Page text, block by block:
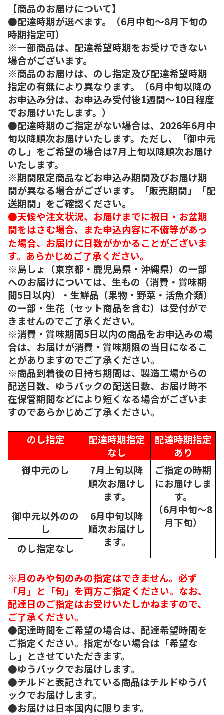
【商品のお届けについて】
●配達時期が選べます。（6月中旬～8月下旬の
時期指定可）
※一部商品は、配達希望時期をお受けできない
場合がございます。
※商品のお届けは、のし指定及び配達希望時期
指定の有無により異なります。（6月中旬以降の
お申込み分は、お申込み受付後1週間～10日程度
でお届けいたします。）
●配達時期のご指定がない場合は、2026年6月中
旬以降順次お届けいたします。ただし、「御中元
のし」をご希望の場合は7月上旬以降順次お届け
いたします。
※期間限定商品などお申込み期間及びお届け期
間が異なる場合がございます。「販売期間」「配
送期間」をご確認ください。
●天候や注文状況、お届けまでに祝日・お盆期
間をはさむ場合、また申込内容に不備等があっ
た場合、お届けに日数がかかることがございま
す。あらかじめご了承ください。
※島しょ（東京都・鹿児島県・沖縄県）の一部
へのお届けについては、生もの（消費・賞味期
間5日以内）・生鮮品（果物・野菜・活魚介類）
の一部・生花（セット商品を含む）は受付がで
きませんのでご了承ください。
※消費・賞味期間5日以内の商品をお申込みの場
合は、お届けが消費・賞味期限の当日になるこ
とがありますのでご了承ください。
※商品到着後の日持ち期間は、製造工場からの
配送日数、ゆうパックの配送日数、お届け時不
在保管期間などにより短くなる場合がございま
すのであらかじめご了承ください。
のし指定
配達時期指定
なし
配達時期指定
あり
御中元のし
7月上旬以降
順次お届けし
ます。
ご指定の時期
にお届けしま
す。
（6月中旬～8
月下旬）
御中元以外のの
し
6月中旬以降
順次お届けし
ます。
のし指定なし
※月のみや旬のみの指定はできません。必ず
「月」と「旬」を両方ご指定ください。なお、
配達日のご指定はお受けいたしかねますので、
ご了承ください。
●配達時間をご希望の場合は、配達希望時間を
ご指定ください。指定がない場合は「希望な
し」とさせていただきます。
●ゆうパックでお届けします。
●チルドと表記されている商品はチルドゆうパ
ックでお届けします。
●お届けは日本国内に限ります。